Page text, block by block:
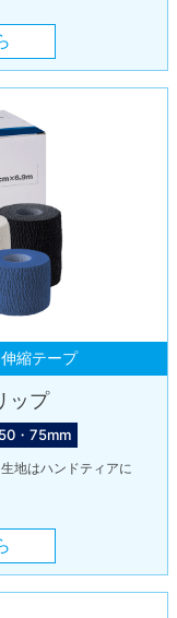
縮テープ
ップ
・75mm
地はハンドティアに